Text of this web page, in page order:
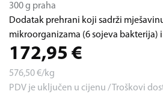
300 g praha
Dodatak prehrani koji sadrži
mikroorganizama (6 sojeva bakterija)
172,95 €
576,50€/kg
PDV je uključen u cijenu / Troškovi